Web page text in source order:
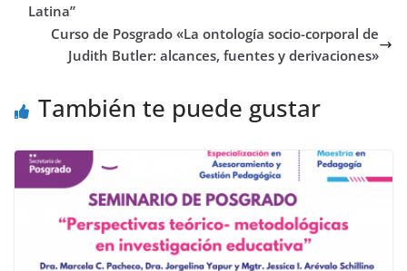
Latina”
Curso de Posgrado «La ontología socio-corporal de
Judith Butler: alcances, fuentes y derivaciones»
También te puede gustar